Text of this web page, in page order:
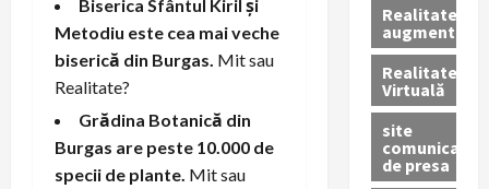
Biserica Sfântul Kiril și
Metodiu este cea mai veche
biserică din Burgas. Mit sau
Realitate?
Grădina Botanică din
Burgas are peste 10.000 de
specii de plante. Mit sau
Realitatea
augmentată
Realitatea
Virtuală
site
comunicate
de presa